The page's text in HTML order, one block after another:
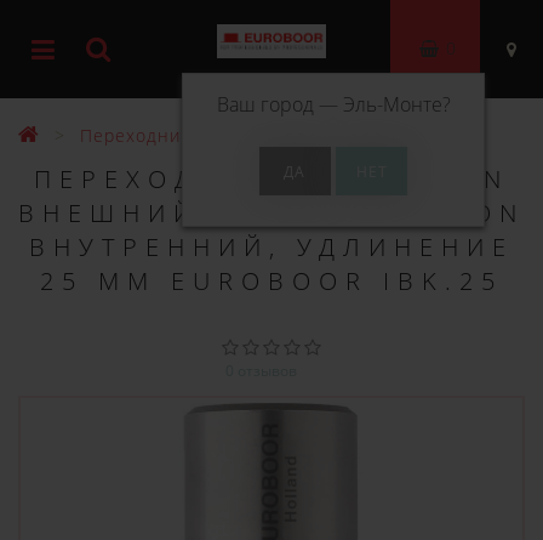
Ваш город — Эль-Монте?
0
Переходники
ПЕРЕХОД: 19 ММ WELDON
ВНЕШНИЙ - 19 ММ WELDON
ВНУТРЕННИЙ, УДЛИНЕНИЕ
25 ММ EUROBOOR IBK.25